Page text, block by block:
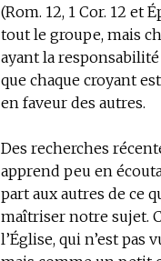
(Rom. 12, 1 Cor. 12 et
tout le groupe, mais
ayant la
que chaque croyant
en faveur des autres.
Des recherches
apprend peu en
part aux autres de ce
maîtriser notre sujet.
l’Église, qui n’est